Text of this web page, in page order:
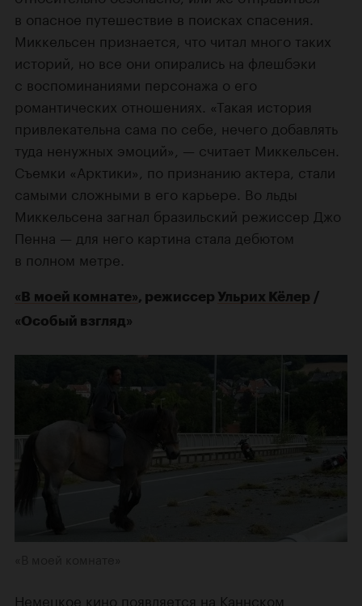
в опасное путешествие в поисках спасения.
Миккельсен признается, что читал много таких
историй, но все они опирались на флешбэки
с воспоминаниями персонажа о его
романтических отношениях. «Такая история
привлекательна сама по себе, нечего добавлять
туда ненужных эмоций», — считает Миккельсен.
Съемки «Арктики», по признанию актера, стали
самыми сложными в его карьере. Во льды
Миккельсена загнал бразильский режиссер Джо
Пенна — для него картина стала дебютом
в полном метре.
«В моей комнате», режиссер Ульрих Кёлер /
«Особый взгляд»
Немецкое кино появляется на Каннском